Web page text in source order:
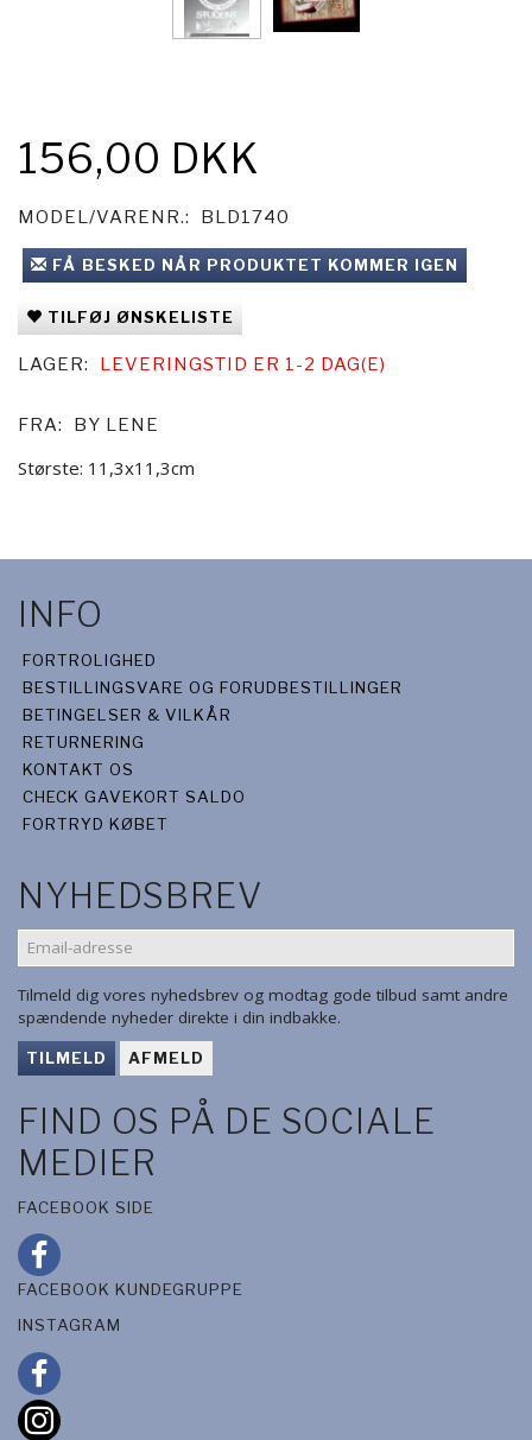
156,00 DKK
MODEL/VARENR.: BLD1740
FÅ BESKED NÅR PRODUKTET KOMMER IGEN
TILFØJ ØNSKELISTE
LAGER: LEVERINGSTID ER 1-2 DAG(E)
FRA: BY LENE
Største: 11,3x11,3cm
INFO
FORTROLIGHED
BESTILLINGSVARE OG FORUDBESTILLINGER
BETINGELSER & VILKÅR
RETURNERING
KONTAKT OS
CHECK GAVEKORT SALDO
FORTRYD KØBET
NYHEDSBREV
EMAIL-
ADRESSE
Tilmeld dig vores nyhedsbrev og modtag gode tilbud samt andre
spændende nyheder direkte i din indbakke.
TILMELD AFMELD
FIND OS PÅ DE SOCIALE
MEDIER
FACEBOOK SIDE
FACEBOOK KUNDEGRUPPE
INSTAGRAM